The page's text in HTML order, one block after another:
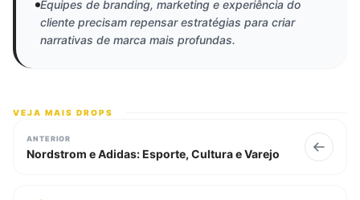
Equipes de branding, marketing e experiência do
cliente precisam repensar estratégias para criar
narrativas de marca mais profundas.
VEJA MAIS DROPS
ANTERIOR
Nordstrom e Adidas: Esporte, Cultura e Varejo